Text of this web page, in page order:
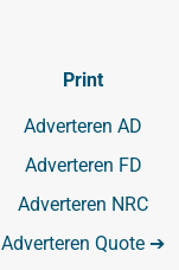
Print
Adverteren AD
Adverteren FD
Adverteren NRC
Adverteren Quote ➔